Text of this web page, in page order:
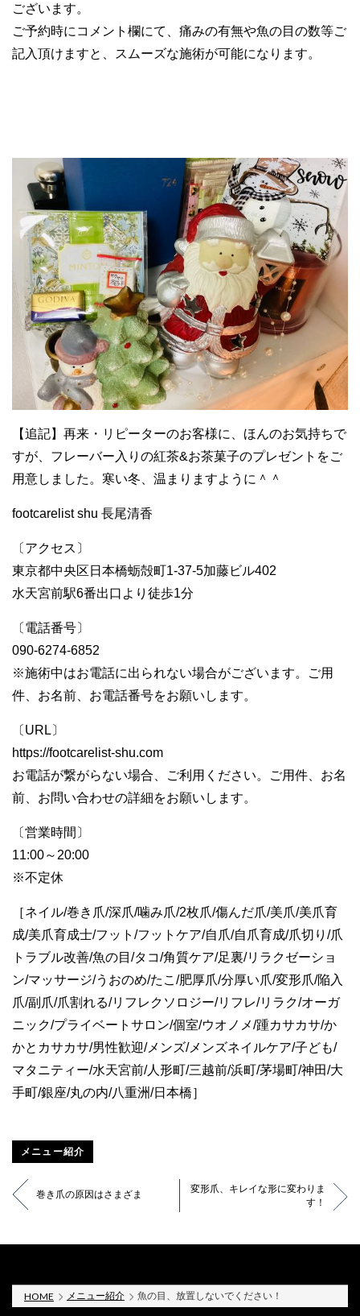
ございます。
ご予約時にコメント欄にて、痛みの有無や魚の目の数等ご
記入頂けますと、スムーズな施術が可能になります。
【追記】再来・リピーターのお客様に、ほんのお気持ちで
すが、フレーバー入りの紅茶&お茶菓子のプレゼントをご
用意しました。寒い冬、温まりますように＾＾
footcarelist shu 長尾清香
〔アクセス〕
東京都中央区日本橋蛎殻町1-37-5加藤ビル402
水天宮前駅6番出口より徒歩1分
〔電話番号〕
090-6274-6852
※施術中はお電話に出られない場合がございます。ご用
件、お名前、お電話番号をお願いします。
〔URL〕
https://footcarelist-shu.com
お電話が繋がらない場合、ご利用ください。ご用件、お名
前、お問い合わせの詳細をお願いします。
〔営業時間〕
11:00～20:00
※不定休
［ネイル/巻き爪/深爪/噛み爪/2枚爪/傷んだ爪/美爪/美爪育
成/美爪育成士/フット/フットケア/自爪/自爪育成/爪切り/爪
トラブル改善/魚の目/タコ/角質ケア/足裏/リラクゼーショ
ン/マッサージ/うおのめ/たこ/肥厚爪/分厚い爪/変形爪/陥入
爪/副爪/爪割れる/リフレクソロジー/リフレ/リラク/オーガ
ニック/プライベートサロン/個室/ウオノメ/踵カサカサ/か
かとカサカサ/男性歓迎/メンズ/メンズネイルケア/子ども/
マタニティー/水天宮前/人形町/三越前/浜町/茅場町/神田/大
手町/銀座/丸の内/八重洲/日本橋］
メニュー紹介
巻き爪の原因はさまざま
変形爪、キレイな形に変わりま
す！
HOME メニュー紹介 魚の目、放置しないでください！